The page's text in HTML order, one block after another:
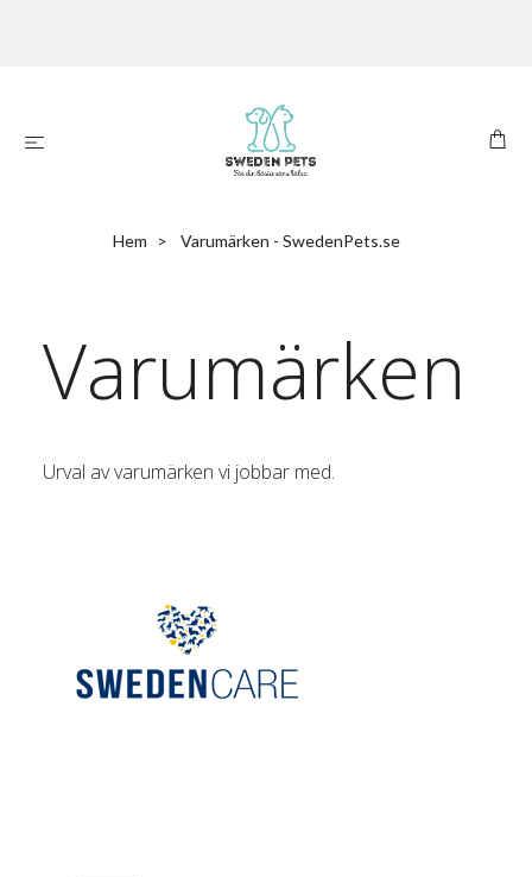
Hem Varumärken - SwedenPets.se
Varumärken
Urval av varumärken vi jobbar med.